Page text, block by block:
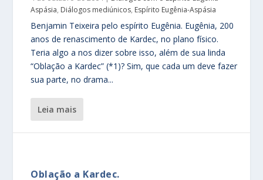
Aspásia, Diálogos mediúnicos, Espírito Eugênia-Aspásia
Benjamin Teixeira pelo espírito Eugênia. Eugênia, 200
anos de renascimento de Kardec, no plano físico.
Teria algo a nos dizer sobre isso, além de sua linda
“Oblação a Kardec” (*1)? Sim, que cada um deve fazer
sua parte, no drama...
leia mais
Oblação a Kardec.